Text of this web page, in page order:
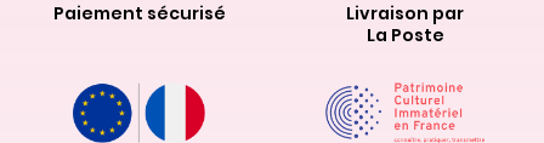
Paiement sécurisé
Livraison par
La Poste